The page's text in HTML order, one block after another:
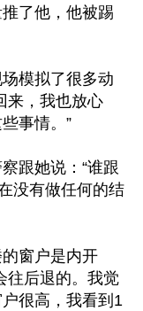
了他，他被踢
模拟了很多动
来，我也放心
事情。”
跟她说：“谁跟
没有做任何的结
窗户是内开
往后退的。我觉
很高，我看到1